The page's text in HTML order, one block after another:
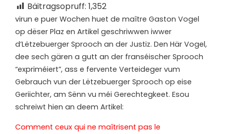
Bäitragsopruff: 1,352
virun e puer Wochen huet de maître Gaston Vogel
op dëser Plaz en Artikel geschriwwen iwwer
d’Lëtzebuerger Sprooch an der Justiz. Den Här Vogel,
dee sech gären a gutt an der franséischer Sprooch
“expriméiert”, ass e fervente Verteideger vum
Gebrauch vun der Lëtzebuerger Sprooch op eise
Geriichter, am Sënn vu méi Gerechtegkeet. Esou
schreiwt hien an deem Artikel:
Comment ceux qui ne maîtrisent pas le